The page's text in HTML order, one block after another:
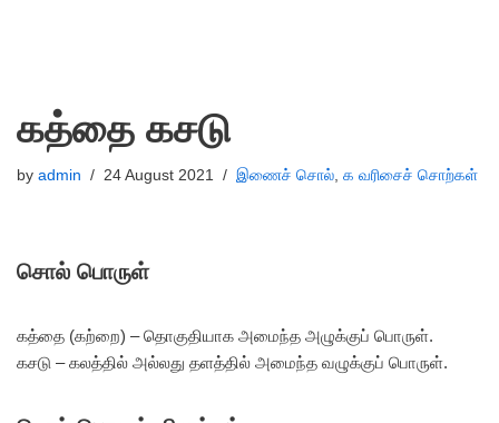
கத்தை கசடு
by admin 24 August 2021 இணைச் சொல், க வரிசைச் சொற்கள்
சொல் பொருள்
கத்தை (கற்றை) – தொகுதியாக அமைந்த அழுக்குப் பொருள்.
கசடு – கலத்தில் அல்லது தளத்தில் அமைந்த வழுக்குப் பொருள்.